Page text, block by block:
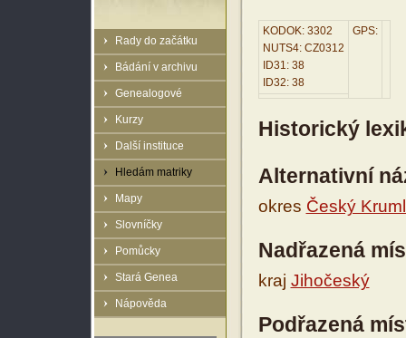
Rady do začátku
Bádání v archivu
Genealogové
Kurzy
Další instituce
Hledám matriky
Mapy
Slovníčky
Pomůcky
Stará Genea
Nápověda
KODOK: 3302
NUTS4: CZ0312
ID31: 38
ID32: 38
GPS:
Historický
Alternativní
okres Český
Nadřazená
kraj Jihočeský
Podřazená